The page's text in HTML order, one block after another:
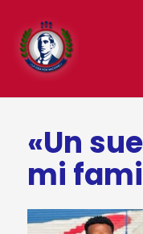
«Un
mi